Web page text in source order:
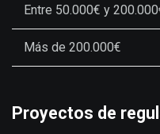
Entre 50.000€ y
Más de 200.000€
Proyectos de